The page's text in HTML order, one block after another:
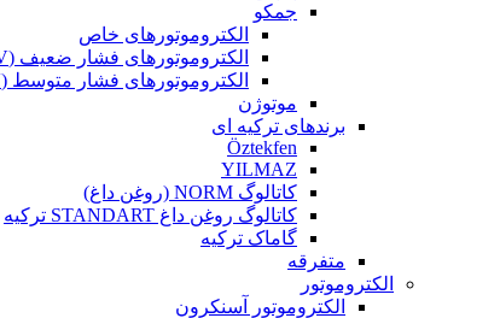
جمکو
الکتروموتورهای خاص
الکتروموتورهای فشار ضعیف (LV)
الکتروموتورهای فشار متوسط (MV)
موتوژن
برندهای ترکیه ای
Öztekfen
YILMAZ
کاتالوگ NORM (روغن داغ)
کاتالوگ روغن داغ STANDART ترکیه
گاماک ترکیه
متفرقه
الکتروموتور
الکتروموتور آسنکرون